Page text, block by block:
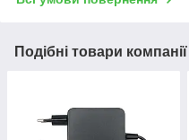
Подібні товари компанії